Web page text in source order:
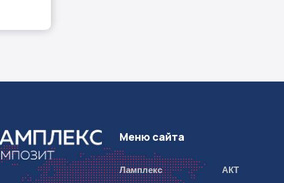
Меню сайта
Ламплекс
АКТ